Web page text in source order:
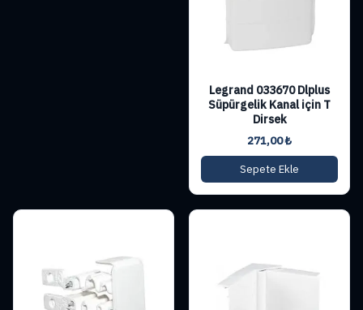
Legrand 033670 Dlplus
Süpürgelik Kanal için T
Dirsek
271,00₺
Sepete Ekle